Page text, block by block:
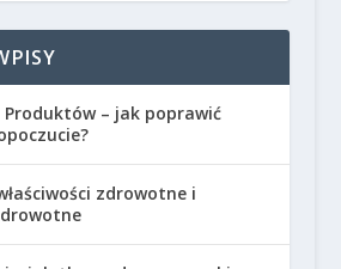
– jak poprawić
zdrowotne i